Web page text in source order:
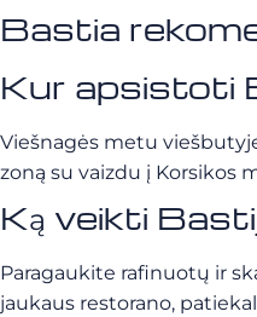
Bastia
Kur apsistoti
Viešnagės metu
zoną su vaizdu į Korsikos
Ką veikti
Paragaukite rafinuotų ir
jaukaus restorano,